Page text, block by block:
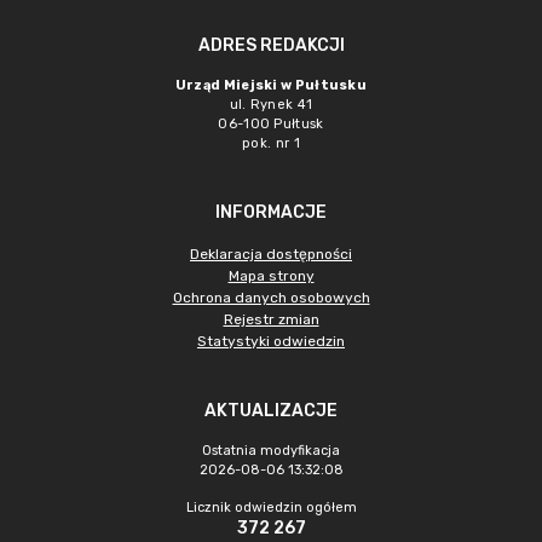
ADRES REDAKCJI
Urząd Miejski w Pułtusku
ul. Rynek 41
06-100 Pułtusk
pok. nr 1
INFORMACJE
Deklaracja dostępności
Mapa strony
Ochrona danych osobowych
Rejestr zmian
Statystyki odwiedzin
AKTUALIZACJE
Ostatnia modyfikacja
2026-08-06 13:32:08
Licznik odwiedzin ogółem
372 267